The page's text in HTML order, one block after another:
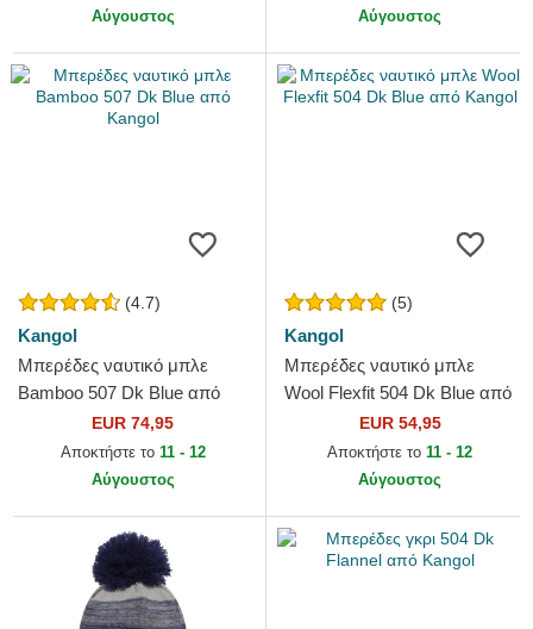
Αύγουστος
Αύγουστος
(4.7)
Kangol
Μπερέδες ναυτικό μπλε
Bamboo 507 Dk Blue από
EUR 74,95
Αποκτήστε το 11 - 12
Αύγουστος
(5)
Kangol
Μπερέδες ναυτικό μπλε
Wool Flexfit 504 Dk Blue από
EUR 54,95
Αποκτήστε το 11 - 12
Αύγουστος